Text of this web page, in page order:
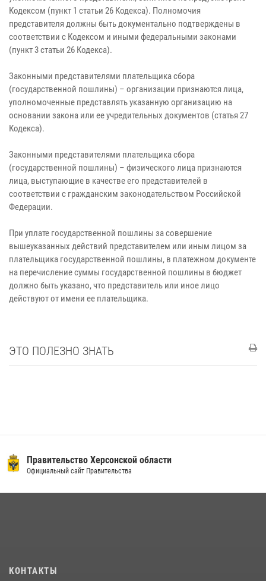
Кодексом (пункт 1 статьи 26 Кодекса). Полномочия
представителя должны быть документально подтверждены в
соответствии с Кодексом и иными федеральными законами
(пункт 3 статьи 26 Кодекса).
Законными представителями плательщика сбора
(государственной пошлины) – организации признаются лица,
уполномоченные представлять указанную организацию на
основании закона или ее учредительных документов (статья 27
Кодекса).
Законными представителями плательщика сбора
(государственной пошлины) – физического лица признаются
лица, выступающие в качестве его представителей в
соответствии с гражданским законодательством Российской
Федерации.
При уплате государственной пошлины за совершение
вышеуказанных действий представителем или иным лицом за
плательщика государственной пошлины, в платежном документе
на перечисление суммы государственной пошлины в бюджет
должно быть указано, что представитель или иное лицо
действуют от имени ее плательщика.
ЭТО ПОЛЕЗНО ЗНАТЬ
Правительство Херсонской области
Официальный сайт Правительства
КОНТАКТЫ